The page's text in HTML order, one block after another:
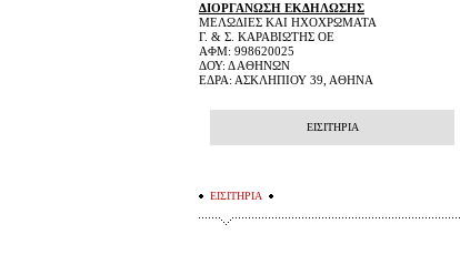
ΔΙΟΡΓΑΝΩΣΗ ΕΚΔΗΛΩΣΗΣ
ΜΕΛΩΔΙΕΣ ΚΑΙ ΗΧΟΧΡΩΜΑΤΑ
Γ. & Σ. ΚΑΡΑΒΙΩΤΗΣ ΟΕ
ΑΦΜ: 998620025
ΔΟΥ: Δ ΑΘΗΝΩΝ
ΕΔΡΑ: ΑΣΚΛΗΠΙΟΥ 39, ΑΘΗΝΑ
ΕΙΣΙΤΗΡΙΑ
ΕΙΣΙΤΗΡΙΑ